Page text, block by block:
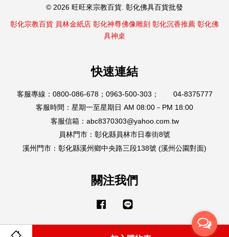
© 2026 旺旺來宗教百貨. 彰化佛具百貨批發
彰化宗教百貨 員林金紙店 彰化神尊佛像雕刻 彰化沉香推薦 彰化佛
具神桌
快速連結
客服專線：0800-086-678；0963-500-303； 04-8375777
客服時間：星期一至星期日 AM 08:00－PM 18:00
客服信箱：abc8370303@yahoo.com.tw
員林門市：彰化縣員林市日泰街8號
溪州門市：彰化縣溪州鄉中央路三段138號 (溪州公園對面)
關注我們
Facebook